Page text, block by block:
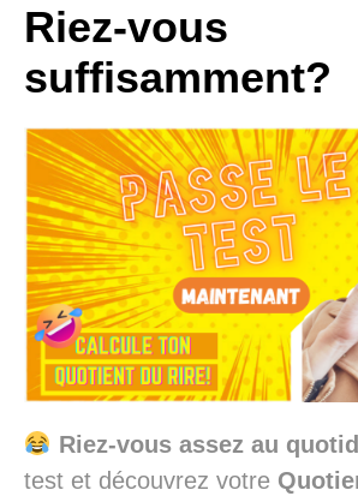
Riez-vous
suffisamment?
Riez-vous assez au
test et découvrez votre